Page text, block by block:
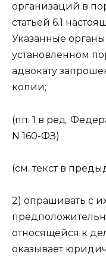
организаций в
статьей 6.1
Указанные
установленном
адвокату
копии;
(пп. 1 в ред.
N 160-ФЗ)
(см. текст в
2) опрашивать с
относящейся к
оказывает